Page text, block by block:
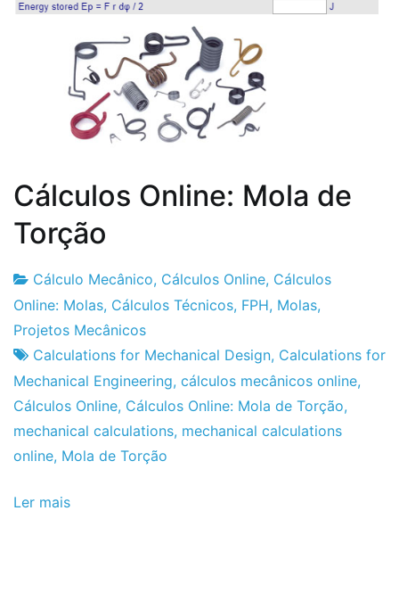
Cálculos Online: Mola de
Torção
Fabrica
do
Projeto
1
de
Abril
de
2012
Cálculo Mecânico, Cálculos Online, Cálculos
Online: Molas, Cálculos Técnicos, FPH, Molas,
Projetos Mecânicos
Calculations for Mechanical Design, Calculations for
Mechanical Engineering, cálculos mecânicos online,
Cálculos Online, Cálculos Online: Mola de Torção,
mechanical calculations, mechanical calculations
online, Mola de Torção
Ler mais